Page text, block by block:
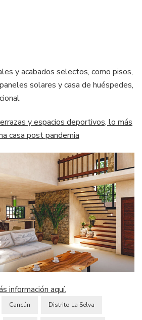
y acabados selectos, como pisos,
solares y casa de huéspedes,
y espacios deportivos, lo más
casa post pandemia
información aquí.
Cancún Distrito La Selva